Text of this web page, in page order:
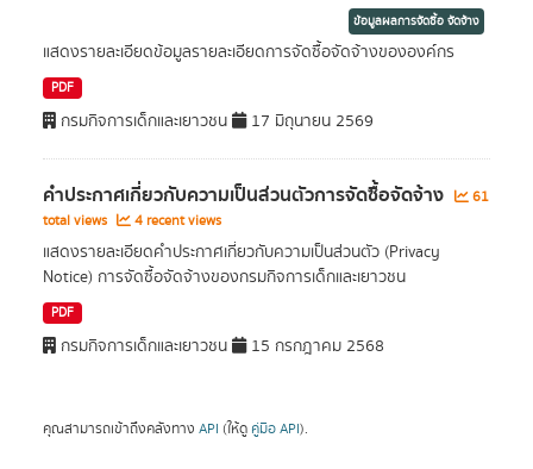
ข้อมูลผลการจัดซื้อ จัดจ้าง
แสดงรายละเอียดข้อมูลรายละเอียดการจัดซื้อจัดจ้างขององค์กร
PDF
กรมกิจการเด็กและเยาวชน 17 มิถุนายน 2569
คำประกาศเกี่ยวกับความเป็นส่วนตัวการจัดซื้อจัดจ้าง
61
total views
4 recent views
แสดงรายละเอียดคำประกาศเกี่ยวกับความเป็นส่วนตัว (Privacy
Notice) การจัดซื้อจัดจ้างของกรมกิจการเด็กและเยาวชน
PDF
กรมกิจการเด็กและเยาวชน 15 กรกฎาคม 2568
คุณสามารถเข้าถึงคลังทาง API (ให้ดู คู่มือ API).